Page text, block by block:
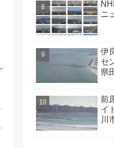
ニ
伊
セ
県
前
イ
川